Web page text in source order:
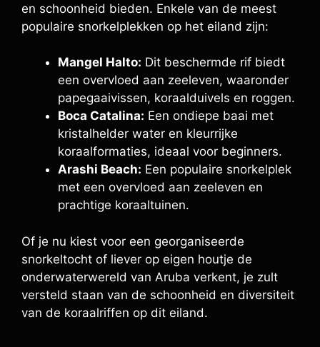
en schoonheid bieden. Enkele van de meest
populaire snorkelplekken op het eiland zijn:
Mangel Halto: Dit beschermde rif biedt
een overvloed aan zeeleven, waaronder
papegaaivissen, koraalduivels en roggen.
Boca Catalina: Een ondiepe baai met
kristalhelder water en kleurrijke
koraalformaties, ideaal voor beginners.
Arashi Beach: Een populaire snorkelplek
met een overvloed aan zeeleven en
prachtige koraaltuinen.
Of je nu kiest voor een georganiseerde
snorkeltocht of liever op eigen houtje de
onderwaterwereld van Aruba verkent, je zult
versteld staan van de schoonheid en diversiteit
van de koraalriffen op dit eiland.